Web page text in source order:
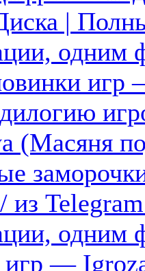
|
одним
(Масяня
одним
игр —